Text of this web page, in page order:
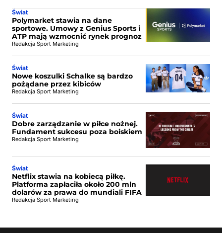
Świat
Polymarket stawia na dane
sportowe. Umowy z Genius Sports i
ATP mają wzmocnić rynek prognoz
Redakcja Sport Marketing
Świat
Nowe koszulki Schalke są bardzo
pożądane przez kibiców
Redakcja Sport Marketing
Świat
Dobre zarządzanie w piłce nożnej.
Fundament sukcesu poza boiskiem
Redakcja Sport Marketing
Świat
Netflix stawia na kobiecą piłkę.
Platforma zapłaciła około 200 mln
dolarów za prawa do mundiali FIFA
Redakcja Sport Marketing